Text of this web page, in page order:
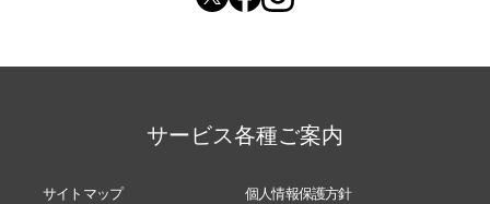
サービス各種ご案内
サイトマップ
個人情報保護方針